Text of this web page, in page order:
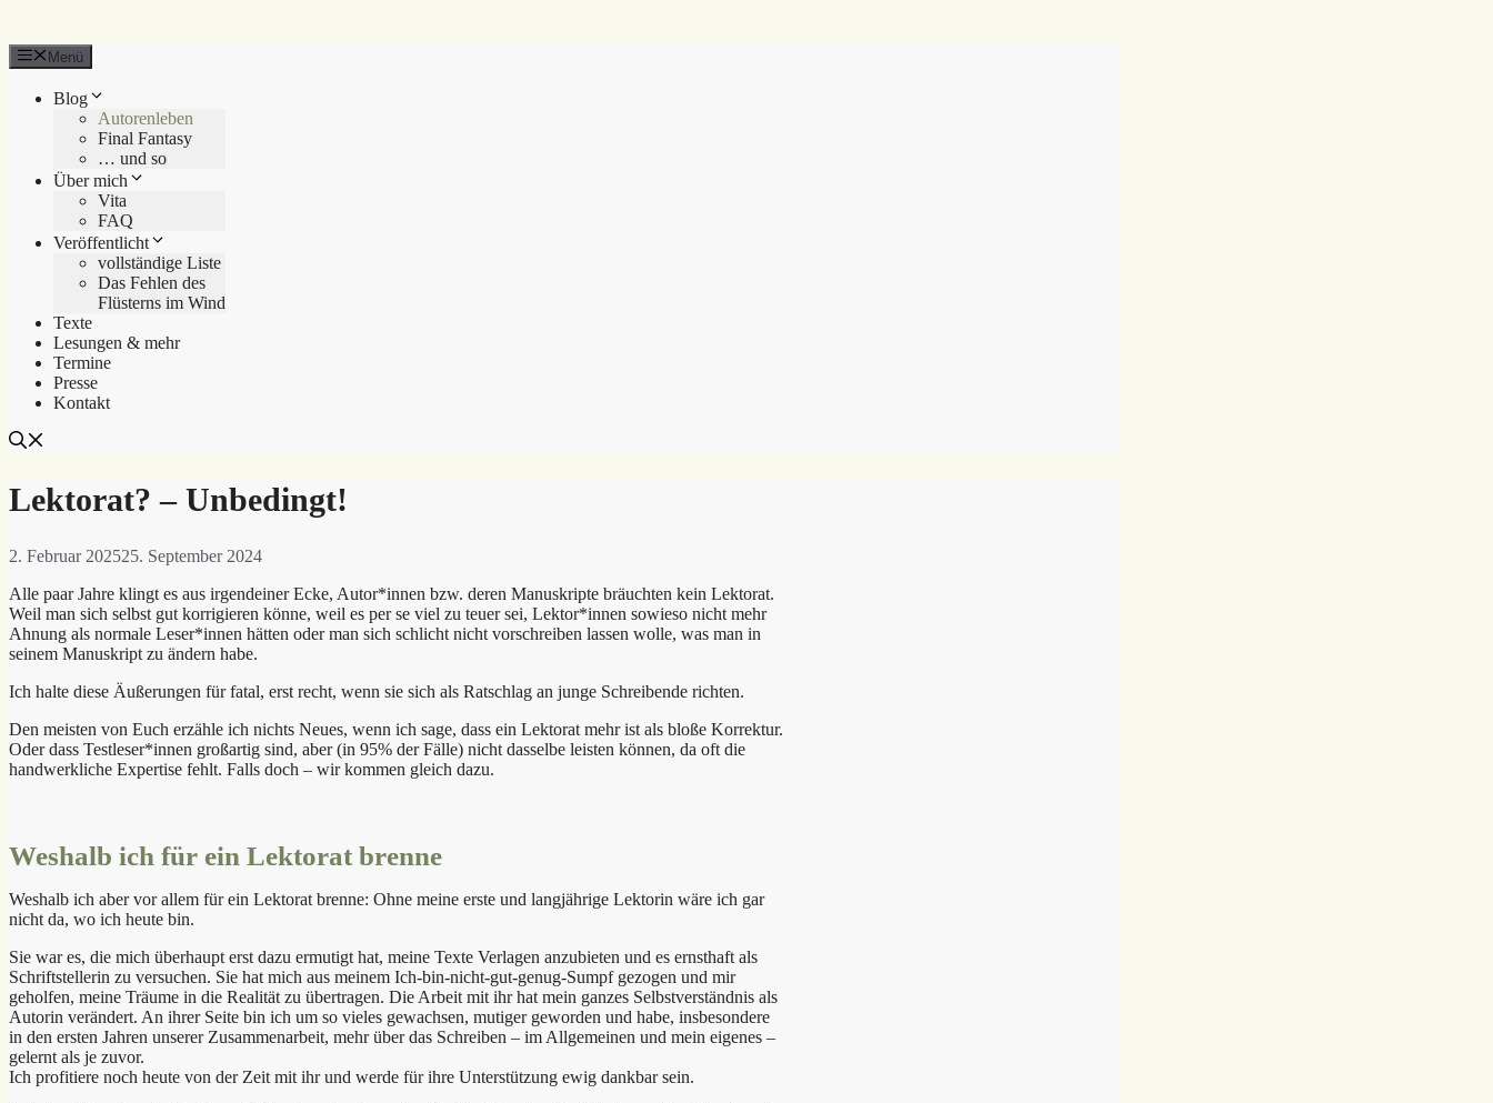
Menü
Blog
Autorenleben
Final Fantasy
… und so
Über mich
Vita
FAQ
Veröffentlicht
vollständige Liste
Das Fehlen des
Flüsterns im Wind
Texte
Lesungen & mehr
Termine
Presse
Kontakt
Lektorat? – Unbedingt!
2. Februar 202525. September 2024
Alle paar Jahre klingt es aus irgendeiner Ecke, Autor*innen bzw. deren Manuskripte bräuchten kein Lektorat.
Weil man sich selbst gut korrigieren könne, weil es per se viel zu teuer sei, Lektor*innen sowieso nicht mehr
Ahnung als normale Leser*innen hätten oder man sich schlicht nicht vorschreiben lassen wolle, was man in
seinem Manuskript zu ändern habe.
Ich halte diese Äußerungen für fatal, erst recht, wenn sie sich als Ratschlag an junge Schreibende richten.
Den meisten von Euch erzähle ich nichts Neues, wenn ich sage, dass ein Lektorat mehr ist als bloße Korrektur.
Oder dass Testleser*innen großartig sind, aber (in 95% der Fälle) nicht dasselbe leisten können, da oft die
handwerkliche Expertise fehlt. Falls doch – wir kommen gleich dazu.
Weshalb ich für ein Lektorat brenne
Weshalb ich aber vor allem für ein Lektorat brenne: Ohne meine erste und langjährige Lektorin wäre ich gar
nicht da, wo ich heute bin.
Sie war es, die mich überhaupt erst dazu ermutigt hat, meine Texte Verlagen anzubieten und es ernsthaft als
Schriftstellerin zu versuchen. Sie hat mich aus meinem Ich-bin-nicht-gut-genug-Sumpf gezogen und mir
geholfen, meine Träume in die Realität zu übertragen. Die Arbeit mit ihr hat mein ganzes Selbstverständnis als
Autorin verändert. An ihrer Seite bin ich um so vieles gewachsen, mutiger geworden und habe, insbesondere
in den ersten Jahren unserer Zusammenarbeit, mehr über das Schreiben – im Allgemeinen und mein eigenes –
gelernt als je zuvor.
Ich profitiere noch heute von der Zeit mit ihr und werde für ihre Unterstützung ewig dankbar sein.